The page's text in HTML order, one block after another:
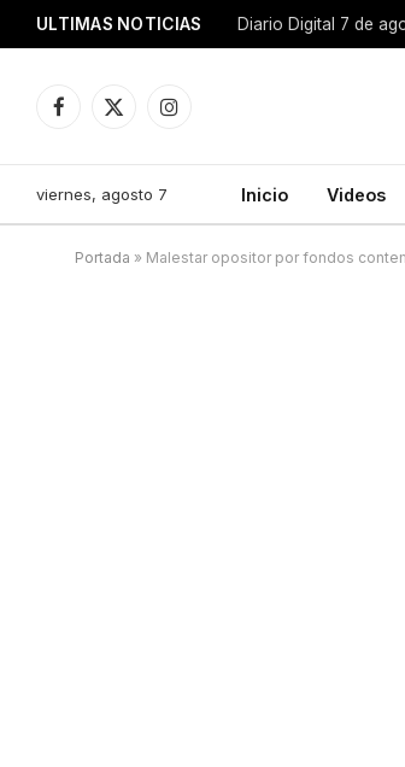
ULTIMAS NOTICIAS Diario Digital 7 de
Facebook
X
Instagram
viernes, agosto 7 Inicio Videos
Portada » Malestar opositor por fondos